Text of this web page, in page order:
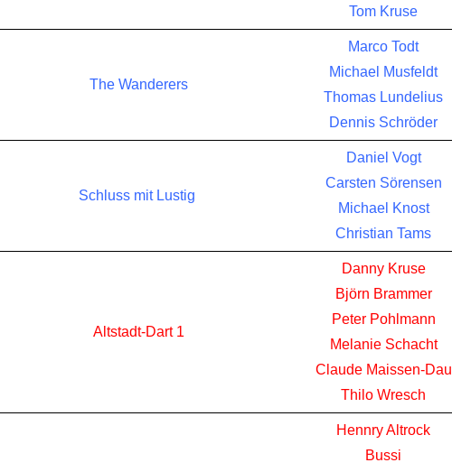
Tom Kruse
The Wanderers
Marco Todt
Michael Musfeldt
Thomas Lundelius
Dennis Schröder
Schluss mit Lustig
Daniel Vogt
Carsten Sörensen
Michael Knost
Christian Tams
Altstadt-Dart 1
Danny Kruse
Björn Brammer
Peter Pohlmann
Melanie Schacht
Claude Maissen-Dau
Thilo Wresch
Hennry Altrock
Bussi